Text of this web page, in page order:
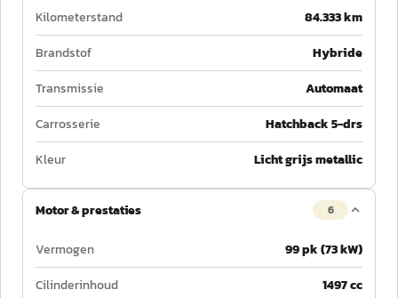
Kilometerstand
84.333 km
Brandstof
Hybride
Transmissie
Automaat
Carrosserie
Hatchback 5-drs
Kleur
Licht grijs metallic
Motor & prestaties 6
Vermogen
99 pk (73 kW)
Cilinderinhoud
1497 cc